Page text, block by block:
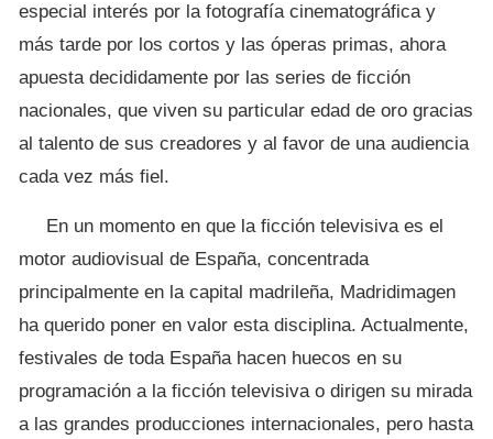
especial interés por la fotografía cinematográfica y
más tarde por los cortos y las óperas primas, ahora
apuesta decididamente por las series de ficción
nacionales, que viven su particular edad de oro gracias
al talento de sus creadores y al favor de una audiencia
cada vez más fiel.
En un momento en que la ficción televisiva es el
motor audiovisual de España, concentrada
principalmente en la capital madrileña, Madridimagen
ha querido poner en valor esta disciplina. Actualmente,
festivales de toda España hacen huecos en su
programación a la ficción televisiva o dirigen su mirada
a las grandes producciones internacionales, pero hasta